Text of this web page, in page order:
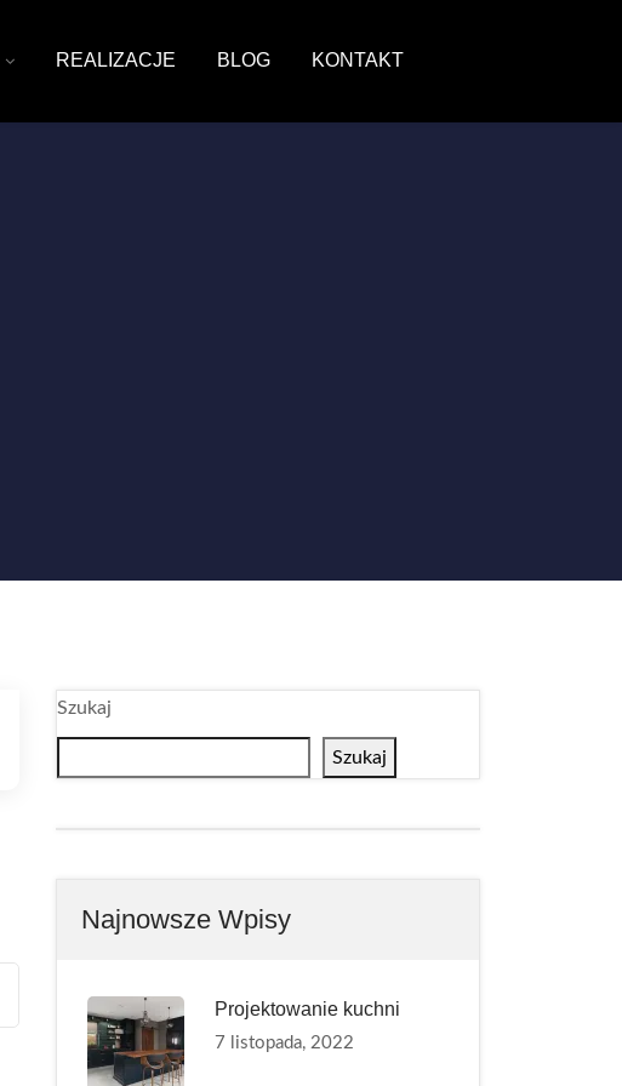
REALIZACJE BLOG KONTAKT
Szukaj
Szukaj
Najnowsze Wpisy
Projektowanie kuchni
7 listopada, 2022